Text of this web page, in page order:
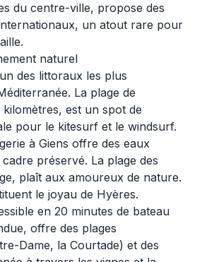
du centre-ville, propose des
un atout rare pour
naturel
des littoraux les plus
La plage de
est un spot de
pour le kitesurf et le windsurf.
à Giens offre des eaux
préservé. La plage des
plaît aux amoureux de nature.
le joyau de Hyères.
en 20 minutes de bateau
offre des plages
Dame, la Courtade) et des